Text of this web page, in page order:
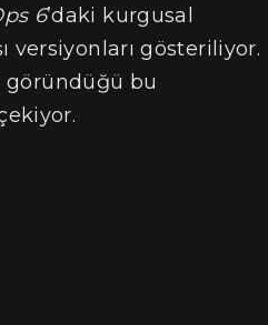
6’daki kurgusal
versiyonları gösteriliyor.
göründüğü bu